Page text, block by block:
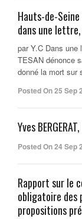
Hauts-de-
dans une
par Y.C Dans
TESAN dénonce
donné la mort sur
Posted On 25 Sep
Yves
Posted On 24 Sep
Rapport sur le
obligatoire des
propositions